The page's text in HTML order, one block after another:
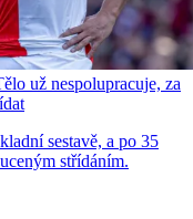
už nespolupracuje, za
sestavě, a po 35
střídáním.